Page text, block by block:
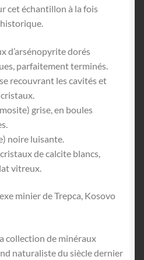
cet échantillon à la fois
d’arsénopyrite dorés
parfaitement terminés.
recouvrant les cavités et
grise, en boules
noire luisante.
de calcite blancs,
vitreux.
minier de Trepca, Kosovo
collection de minéraux
naturaliste du siècle dernier